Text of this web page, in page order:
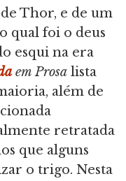
Thor, e de um
qual foi o deus
esqui na era
em Prosa lista
além de
retratada
que alguns
o trigo. Nesta